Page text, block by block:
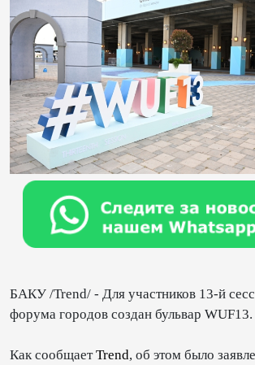
БАКУ /Trend/ - Для участников 13-й
форума городов создан бульвар WUF13.
Как сообщаетTrend, об этом было